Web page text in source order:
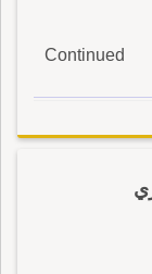
Continued